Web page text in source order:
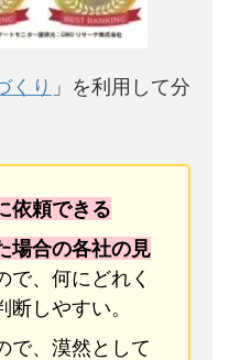
くり 」を利用して分
依頼できる
場合の各社の見
で、何にどれく
断しやすい。
で、漠然として